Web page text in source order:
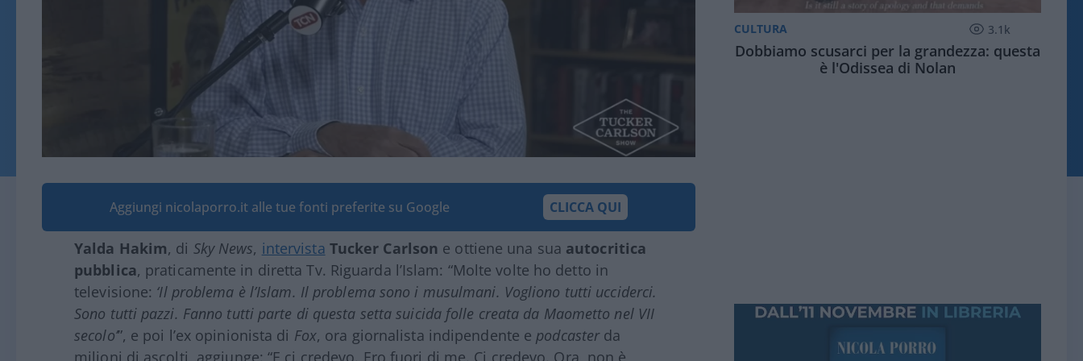
Aggiungi nicolaporro.it alle tue fonti preferite su Google CLICCA QUI
Yalda Hakim, di Sky News, intervista Tucker Carlson e ottiene una sua autocritica
pubblica, praticamente in diretta Tv. Riguarda l’Islam: “Molte volte ho detto in
televisione: ‘Il problema è l’Islam. Il problema sono i musulmani. Vogliono tutti ucciderci.
Sono tutti pazzi. Fanno tutti parte di questa setta suicida folle creata da Maometto nel VII
secolo’”, e poi l’ex opinionista di Fox, ora giornalista indipendente e podcaster da
milioni di ascolti, aggiunge: “E ci credevo. Ero fuori di me. Ci credevo. Ora, non è
CULTURA 3.1k
Dobbiamo scusarci per la grandezza: questa
è l'Odissea di Nolan